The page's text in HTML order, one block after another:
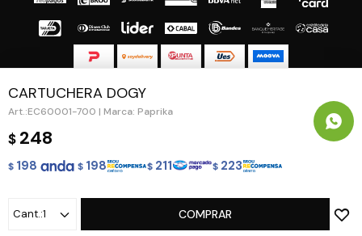
CARTUCHERA DOGY
EC60001-700 | Marca: Paprika
$ 248
$ 198 $ 198 $ 211 $ 223
1 COMPRAR
© Copyright 2026 / Guapa - Paprika